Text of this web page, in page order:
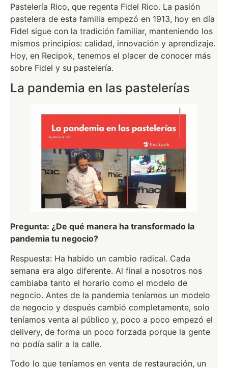
Pastelería Rico, que regenta Fidel Rico. La pasión
pastelera de esta familia empezó en 1913, hoy en día
Fidel sigue con la tradición familiar, manteniendo los
mismos principios: calidad, innovación y aprendizaje.
Hoy, en Recipok, tenemos el placer de conocer más
sobre Fidel y su pastelería.
La pandemia en las pastelerías
Pregunta: ¿De qué manera ha transformado la
pandemia tu negocio?
Respuesta: Ha habido un cambio radical. Cada
semana era algo diferente. Al final a nosotros nos
cambiaba tanto el horario como el modelo de
negocio. Antes de la pandemia teníamos un modelo
de negocio y después cambió completamente, solo
teníamos venta al público y, poco a poco empezó el
delivery, de forma un poco forzada porque la gente
no podía salir a la calle.
Todo lo que teníamos en venta de restauración, un